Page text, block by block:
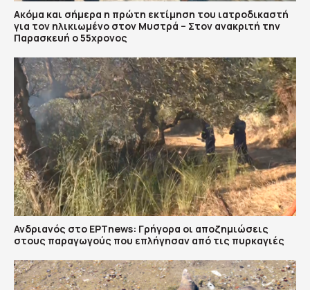
Ακόμα και σήμερα η πρώτη εκτίμηση του ιατροδικαστή
για τον ηλικιωμένο στον Μυστρά – Στον ανακριτή την
Παρασκευή ο 55χρονος
Ανδριανός στο ΕΡΤnews: Γρήγορα οι αποζημιώσεις
στους παραγωγούς που επλήγησαν από τις πυρκαγιές